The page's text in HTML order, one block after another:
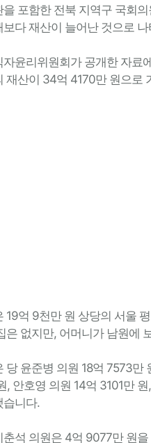
을 포함한 전북 지역구 국회
보다 재산이 늘어난 것으로
자윤리위원회가 공개한 자료
재산이 34억 4170만 원으로
19억 9천만 원 상당의 서울
은 없지만, 어머니가 남원에
당 윤준병 의원 18억 7573만
, 안호영 의원 14억 3101만
습니다.
춘석 의원은 4억 9077만 원